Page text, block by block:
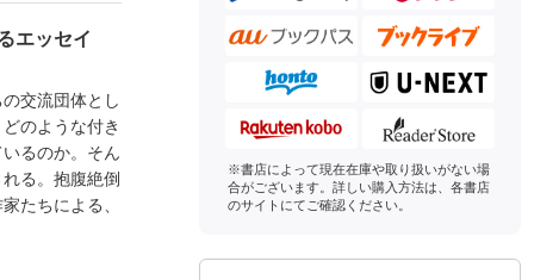
エッセイ
交流団体とし
のような付き
るのか。そん
る。抱腹絶倒
たちによる、
※書店によって現在在庫や取り扱いがない場
合がございます。詳しい購入方法は、各書店
のサイトにてご確認ください。